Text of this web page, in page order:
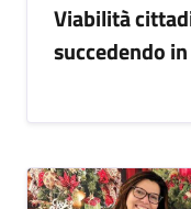
Viabilità
succedendo